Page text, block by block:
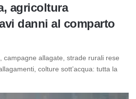
agricoltura
danni al comparto
campagne allagate, strade rurali rese
colture sott’acqua: tutta la